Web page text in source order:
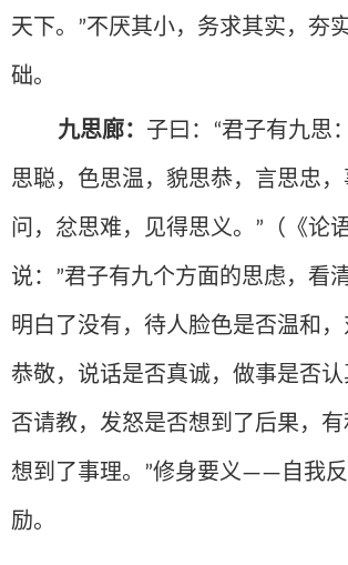
天下。 ”不厌其小，务求其实，夯
础。
九思廊： 子曰： “君子有九思
思聪，色思温，貌思恭，言思忠
问，忿思难，见得思义。 ” （《论
说： ”君子有九个方面的思虑，看
明白了没有，待人脸色是否温和
恭敬，说话是否真诚，做事是否
否请教，发怒是否想到了后果，
想到了事理。 ”修身要义—— 自我
励。